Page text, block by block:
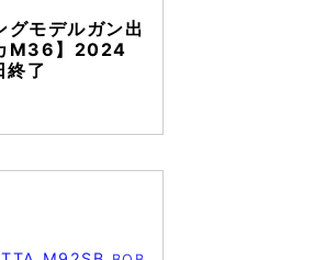
グモデルガン出
M36】2024
終了